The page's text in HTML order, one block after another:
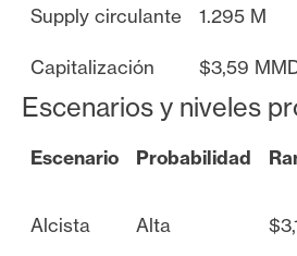
a
Supply circulante 1.295 M
Capitalización $3,59
Escenarios y niveles
Escenario Probabilidad
Alcista Alta